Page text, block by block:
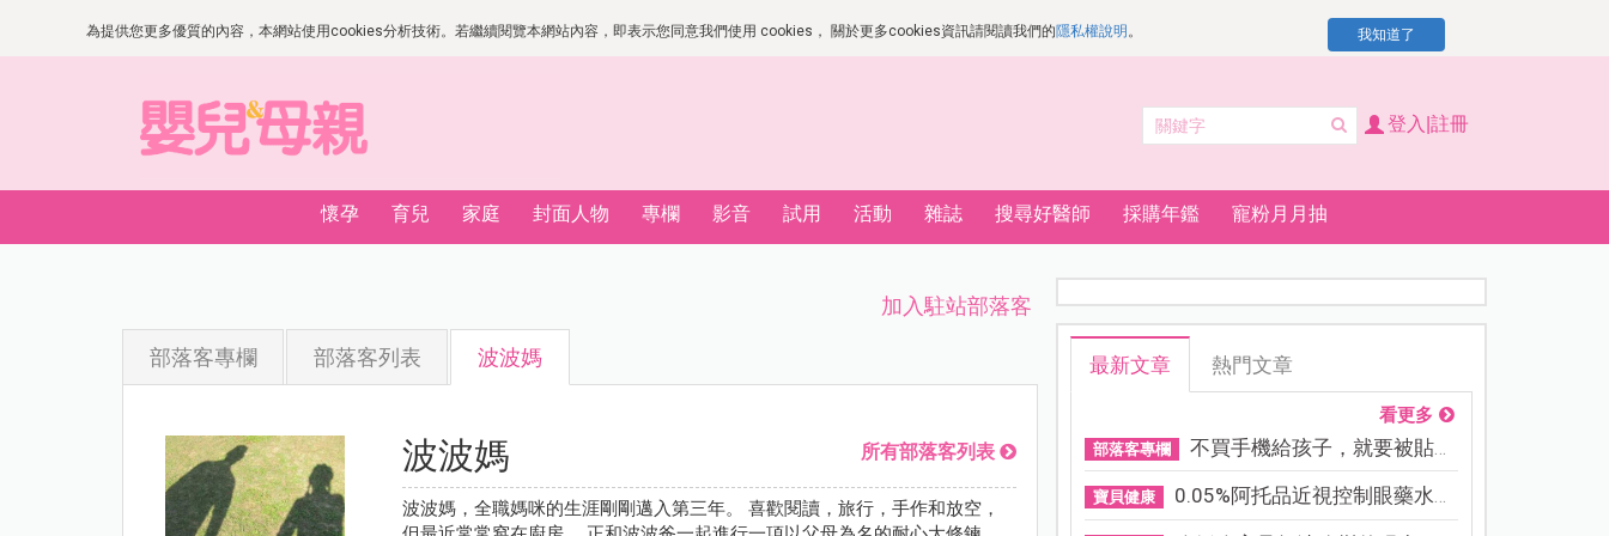
為提供您更多優質的內容，本網站使用cookies分析技術。若繼續閱覽本網站內容，即表示您同意我們使用 cookies， 關於更多cookies資訊請閱讀我們的隱私權說明 。 我知道了
登入|註冊
懷孕 育兒 家庭 封面人物 專欄 影音 試用 活動 雜誌 搜尋好醫師 採購年鑑 寵粉月月抽
加入駐站部落客
部落客專欄 部落客列表 波波媽
波波媽 所有部落客列表
波波媽，全職媽咪的生涯剛剛邁入第三年。 喜歡閱讀，旅行，手作和放空，
最新文章 熱門文章
看更多
部落客專欄 不買手機給孩子，就要被貼「...
寶貝健康 0.05%阿托品近視控制眼藥水納...